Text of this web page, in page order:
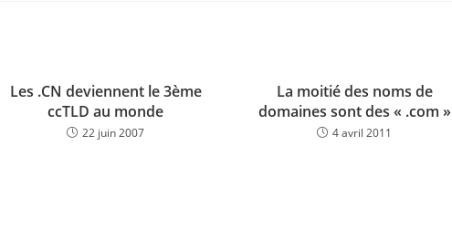
Les .CN deviennent le 3ème
ccTLD au monde
22 juin 2007
La moitié des noms de
domaines sont des « .com »
4 avril 2011